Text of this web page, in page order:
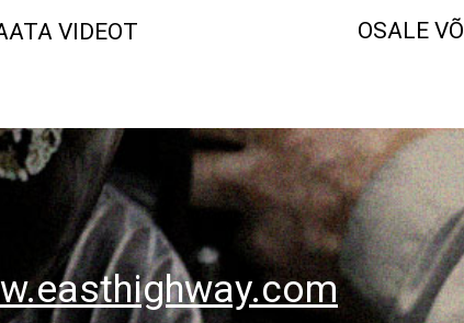
VIDEOT OSALE